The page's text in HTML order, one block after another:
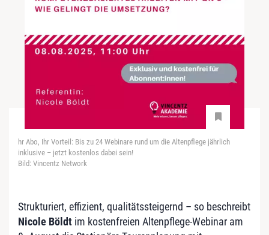
hr Abo, Ihr Vorteil: Bis zu 24 Webinare rund um die Altenpflege jährlich
inklusive – jetzt kostenlos dabei sein!
Bild: Vincentz Network
Strukturiert, effizient, qualitätssteigernd – so beschreibt
Nicole Böldt im kostenfreien Altenpflege-Webinar am